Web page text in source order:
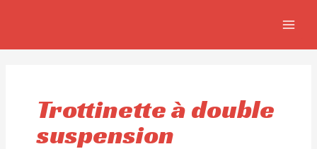
Trottinette à double
suspension